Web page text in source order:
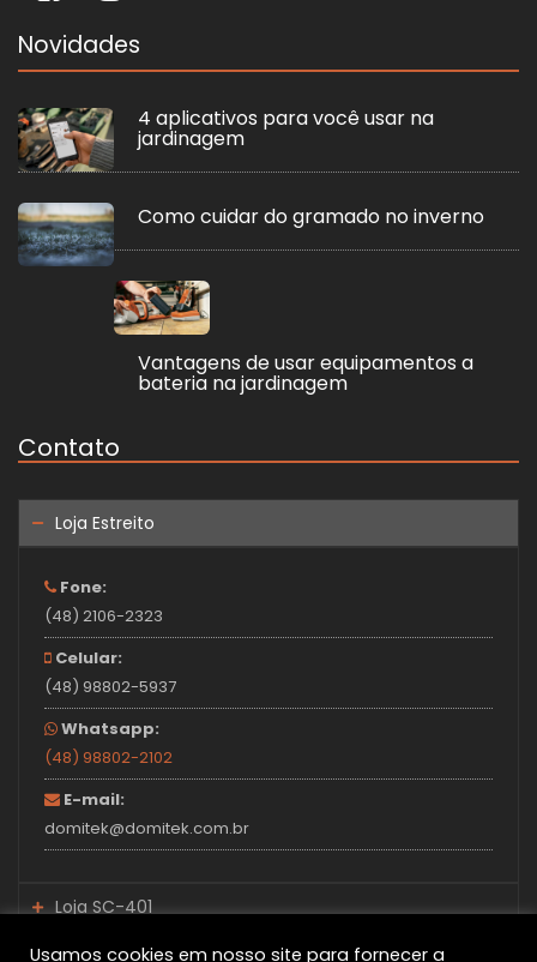
Novidades
4 aplicativos para você usar na
jardinagem
Como cuidar do gramado no inverno
Vantagens de usar equipamentos a
bateria na jardinagem
Contato
Loja Estreito
Fone:
(48) 2106-2323
Celular:
(48) 98802-5937
Whatsapp:
(48) 98802-2102
E-mail:
domitek@domitek.com.br
Loja SC-401
Loja Santo Amaro
Usamos cookies em nosso site para fornecer a